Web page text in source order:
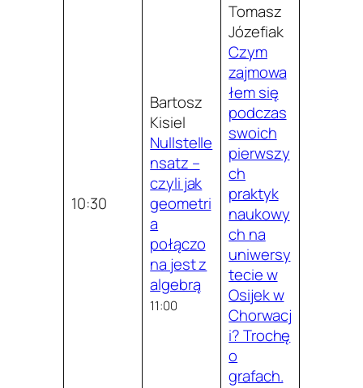
10:30
Bartosz
Kisiel
Nullstelle
nsatz –
czyli jak
geometri
a
połączo
na jest z
algebrą
11:00
Tomasz
Józefiak
Czym
zajmowa
łem się
podczas
swoich
pierwszy
ch
praktyk
naukowy
ch na
uniwersy
tecie w
Osijek w
Chorwacj
i? Trochę
o
grafach.